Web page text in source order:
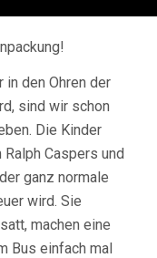
den Ohren der
sind wir schon
Die Kinder
Caspers und
ganz normale
wird. Sie
machen eine
Bus einfach mal